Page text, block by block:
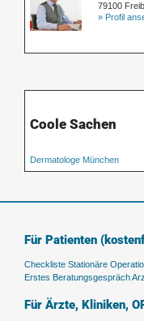
79100
» Profil
Coole Sachen
Dermatologe München
Für Patienten
Checkliste Stationäre
Erstes Beratungsgespräch
Für Ärzte, Kliniken,